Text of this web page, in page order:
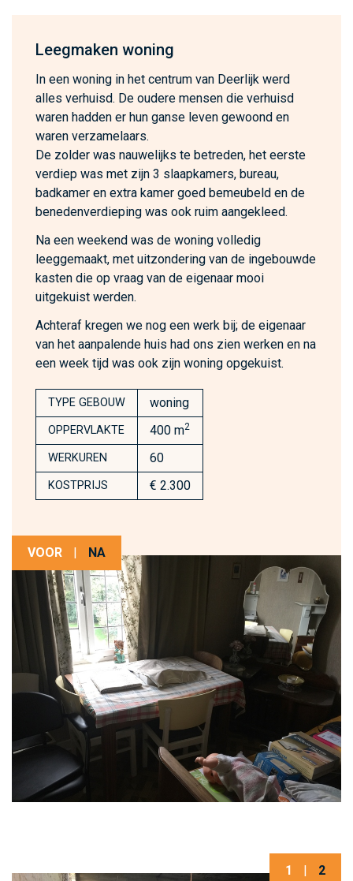
Leegmaken woning
In een woning in het centrum van Deerlijk werd
alles verhuisd. De oudere mensen die verhuisd
waren hadden er hun ganse leven gewoond en
waren verzamelaars.
De zolder was nauwelijks te betreden, het eerste
verdiep was met zijn 3 slaapkamers, bureau,
badkamer en extra kamer goed bemeubeld en de
benedenverdieping was ook ruim aangekleed.
Na een weekend was de woning volledig
leeggemaakt, met uitzondering van de ingebouwde
kasten die op vraag van de eigenaar mooi
uitgekuist werden.
Achteraf kregen we nog een werk bij; de eigenaar
van het aanpalende huis had ons zien werken en na
een week tijd was ook zijn woning opgekuist.
TYPE GEBOUW woning
OPPERVLAKTE 400 m2
WERKUREN 60
KOSTPRIJS € 2.300
VOOR | NA
1 2